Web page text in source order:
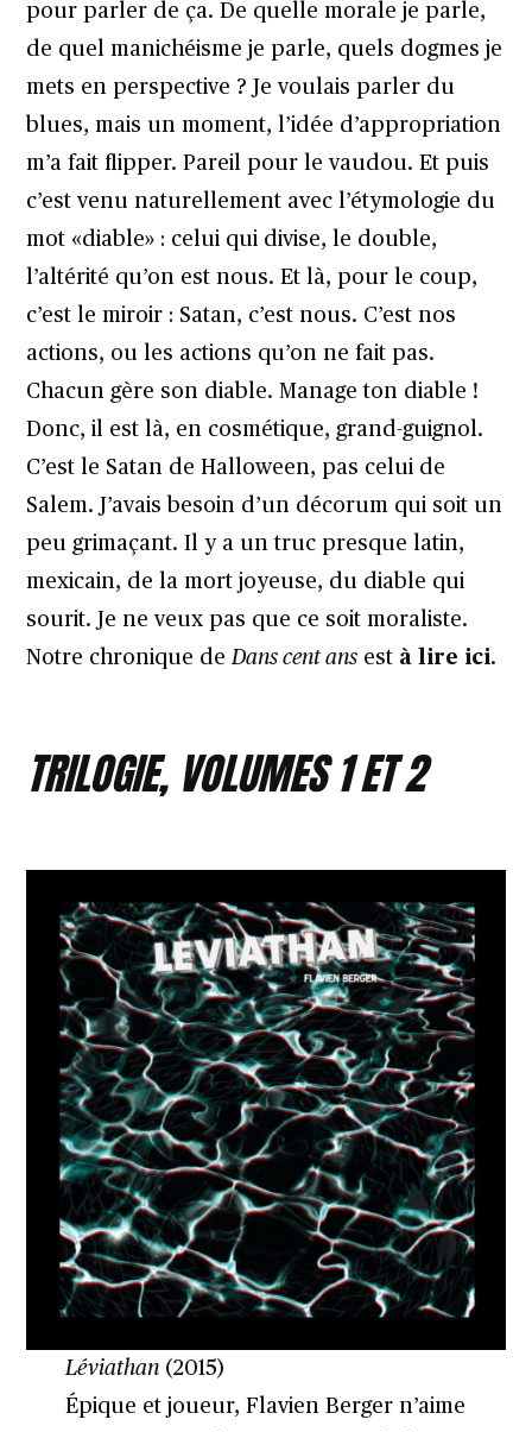
pour parler de ça. De quelle morale je parle,
de quel manichéisme je parle, quels dogmes je
mets en perspective ? Je voulais parler du
blues, mais un moment, l’idée d’appropriation
m’a fait flipper. Pareil pour le vaudou. Et puis
c’est venu naturellement avec l’étymologie du
mot «diable» : celui qui divise, le double,
l’altérité qu’on est nous. Et là, pour le coup,
c’est le miroir : Satan, c’est nous. C’est nos
actions, ou les actions qu’on ne fait pas.
Chacun gère son diable. Manage ton diable !
Donc, il est là, en cosmétique, grand-guignol.
C’est le Satan de Halloween, pas celui de
Salem. J’avais besoin d’un décorum qui soit un
peu grimaçant. Il y a un truc presque latin,
mexicain, de la mort joyeuse, du diable qui
sourit. Je ne veux pas que ce soit moraliste.
Notre chronique deDans cent ans est à lire ici.
TRILOGIE, VOLUMES 1 ET 2
Léviathan(2015)
Épique et joueur, Flavien Berger n’aime